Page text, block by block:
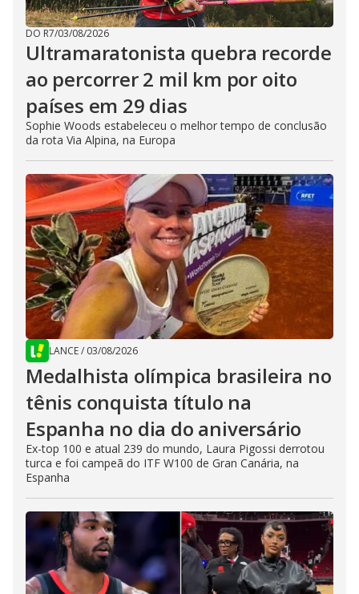
DO R7/03/08/2026
Ultramaratonista quebra recorde
ao percorrer 2 mil km por oito
países em 29 dias
Sophie Woods estabeleceu o melhor tempo de conclusão
da rota Via Alpina, na Europa
LANCE/ 03/08/2026
Medalhista olímpica brasileira no
tênis conquista título na
Espanha no dia do aniversário
Ex-top 100 e atual 239 do mundo, Laura Pigossi derrotou
turca e foi campeã do ITF W100 de Gran Canária, na
Espanha